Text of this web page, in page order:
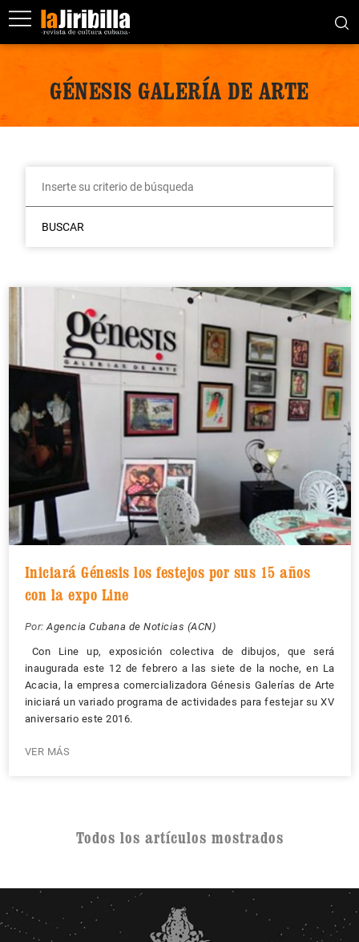
GÉNESIS GALERÍA DE ARTE
BUSCAR
Iniciará Génesis los festejos por sus 15 años
con la expo Line
Por: Agencia Cubana de Noticias (ACN)
Con Line up, exposición colectiva de dibujos, que será
inaugurada este 12 de febrero a las siete de la noche, en La
Acacia, la empresa comercializadora Génesis Galerías de Arte
iniciará un variado programa de actividades para festejar su XV
aniversario este 2016.
VER MÁS
Todos los artículos mostrados